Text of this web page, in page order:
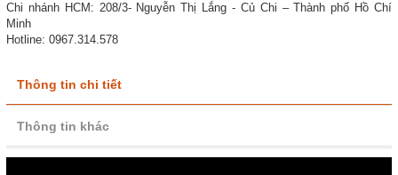
Chi nhánh HCM: 208/3- Nguyễn Thị Lắng - Củ Chi – Thành phố Hồ Chí
Minh
Hotline: 0967.314.578
Thông tin chi tiết
Thông tin khác